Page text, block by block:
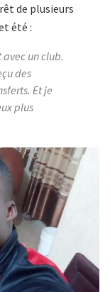
de plusieurs
été :
un club.
des
Et je
plus